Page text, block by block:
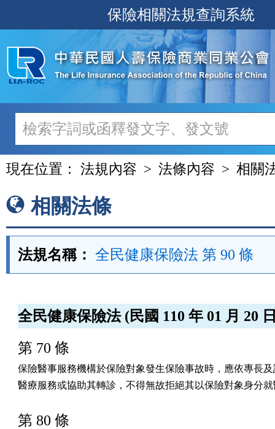
至
主
內
容
保險相關法規查詢系統
現在位置： 法規內容 法條內容 相關
相關法條
法規名稱： 全民健康保險法 第 90 條
全民健康保險法 (民國 110 年 01 月 20
第 70 條
保險醫事服務機構於保險對象發生保險事故時，應依專長
醫療服務或協助其轉診，不得無故拒絕其以保險對象身分
第 80 條